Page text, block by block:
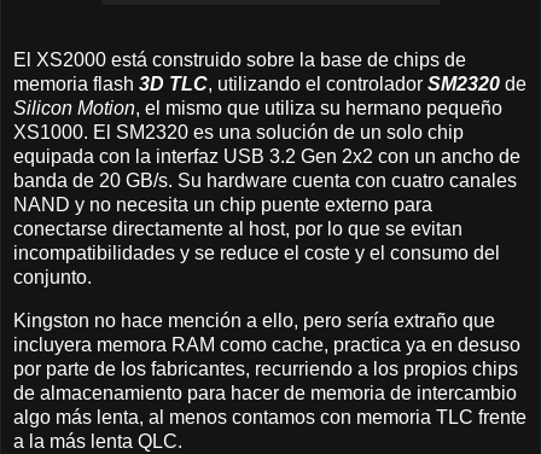
El XS2000 está construido sobre la base de chips de
memoria flash 3D TLC, utilizando el controlador SM2320 de
Silicon Motion, el mismo que utiliza su hermano pequeño
XS1000. El SM2320 es una solución de un solo chip
equipada con la interfaz USB 3.2 Gen 2x2 con un ancho de
banda de 20 GB/s. Su hardware cuenta con cuatro canales
NAND y no necesita un chip puente externo para
conectarse directamente al host, por lo que se evitan
incompatibilidades y se reduce el coste y el consumo del
conjunto.
Kingston no hace mención a ello, pero sería extraño que
incluyera memora RAM como cache, practica ya en desuso
por parte de los fabricantes, recurriendo a los propios chips
de almacenamiento para hacer de memoria de intercambio
algo más lenta, al menos contamos con memoria TLC frente
a la más lenta QLC.